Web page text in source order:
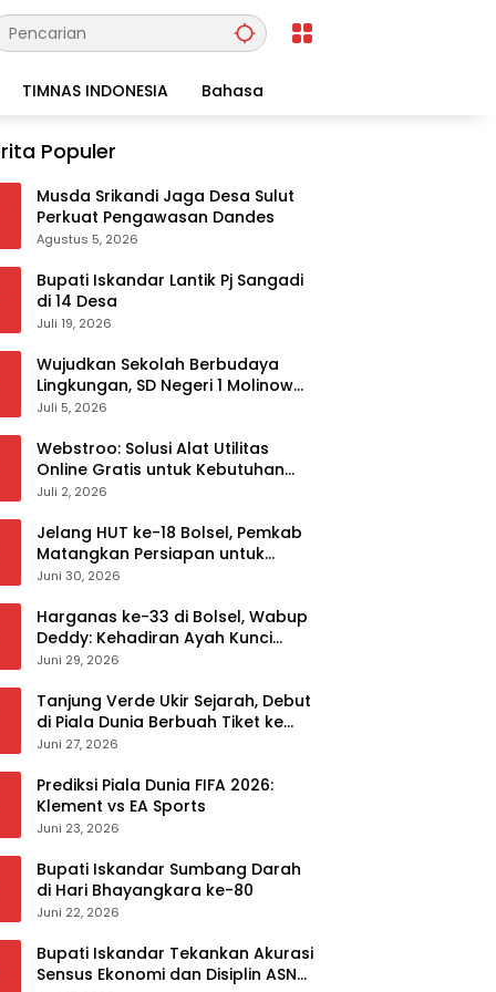
TIMNAS INDONESIA Bahasa
Populer
Musda Srikandi Jaga Desa Sulut
Perkuat Pengawasan Dandes
Agustus 5, 2026
Bupati Iskandar Lantik Pj Sangadi
di 14 Desa
Juli 19, 2026
Wujudkan Sekolah Berbudaya
Lingkungan, SD Negeri 1 Molinow
sukses melaksanakan
dan Publikasi Program Sekolah
Adiwiyata
Juli 5, 2026
Webstroo: Solusi Alat Utilitas
Online Gratis untuk Kebutuhan
Akademis dan Profesional
Juli 2, 2026
Jelang HUT ke-18 Bolsel, Pemkab
Matangkan Persiapan untuk
Sukseskan Rangkaian Peringatan
Juni 30, 2026
Harganas ke-33 di Bolsel, Wabup
Deddy: Kehadiran Ayah Kunci
Mewujudkan Generasi Berkualitas
Juni 29, 2026
Tanjung Verde Ukir Sejarah, Debut
di Piala Dunia Berbuah Tiket ke
Babak 32 Besar
Juni 27, 2026
Prediksi Piala Dunia FIFA 2026:
Klement vs EA Sports
Juni 23, 2026
Bupati Iskandar Sumbang Darah
di Hari Bhayangkara ke-80
Juni 22, 2026
Bupati Iskandar Tekankan Akurasi
Sensus Ekonomi dan Disiplin ASN